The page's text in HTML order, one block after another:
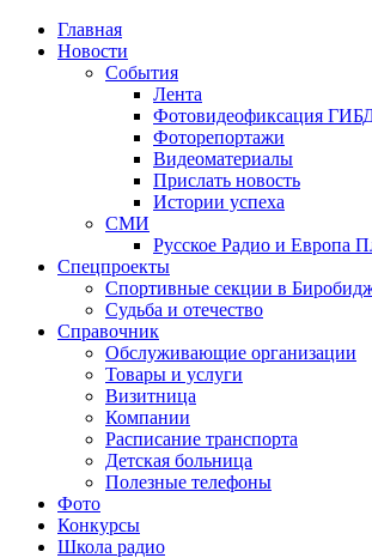
Главная
Новости
События
Лента
Фотовидеофиксация
Фоторепортажи
Видеоматериалы
Прислать новость
Истории успеха
СМИ
Русское Радио и Европа
Спецпроекты
Спортивные секции в
Судьба и отечество
Справочник
Обслуживающие организации
Товары и услуги
Визитница
Компании
Расписание транспорта
Детская больница
Полезные телефоны
Фото
Конкурсы
Школа радио